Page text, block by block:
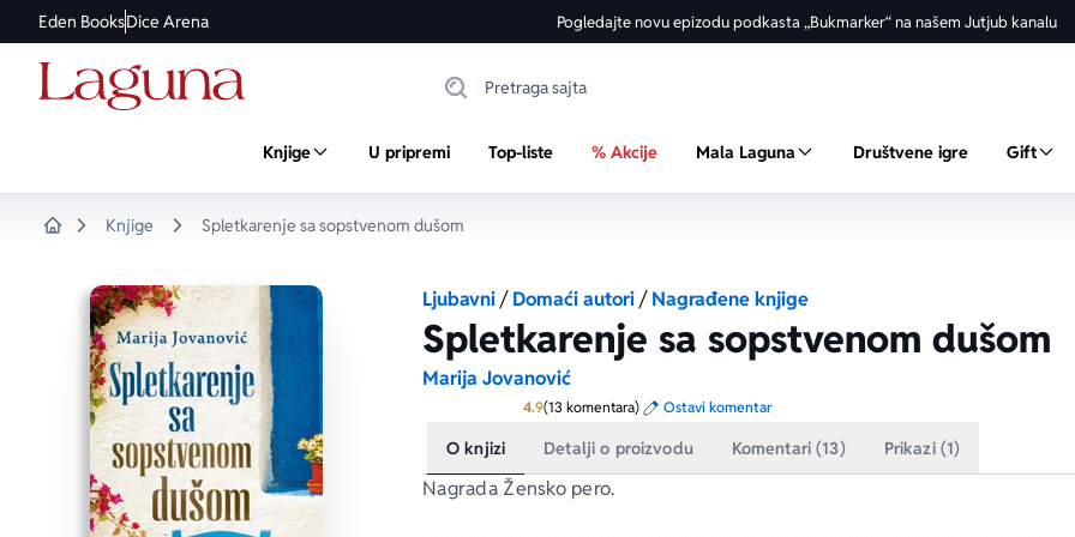
Eden BooksDice Arena Pogledajte novu epizodu podkasta „Bukmarker“ na našem Jutjub kanalu
Knjige U pripremi Top-liste % Akcije Mala Laguna Društvene igre Gift
Knjige Spletkarenje sa sopstvenom dušom
Ljubavni/Domaći autori/Nagrađene knjige
Spletkarenje sa sopstvenom dušom
Marija Jovanović
4.9Prosecna ocena je 4.9 od 5
(13 komentara) Ostavi komentar
O knjizi Detalji o proizvodu Komentari (13) Prikazi (1)
Nagrada Žensko pero.